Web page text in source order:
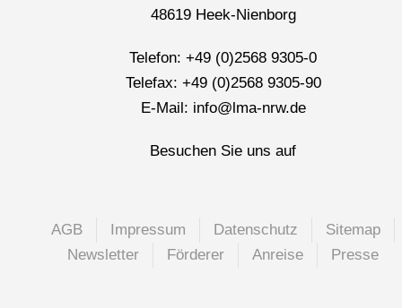
48619 Heek-Nienborg
Telefon: +49 (0)2568 9305-0
Telefax: +49 (0)2568 9305-90
E-Mail: info@lma-nrw.de
Besuchen Sie uns auf
AGB Impressum Datenschutz
Sitemap
Newsletter
Förderer Anreise Presse